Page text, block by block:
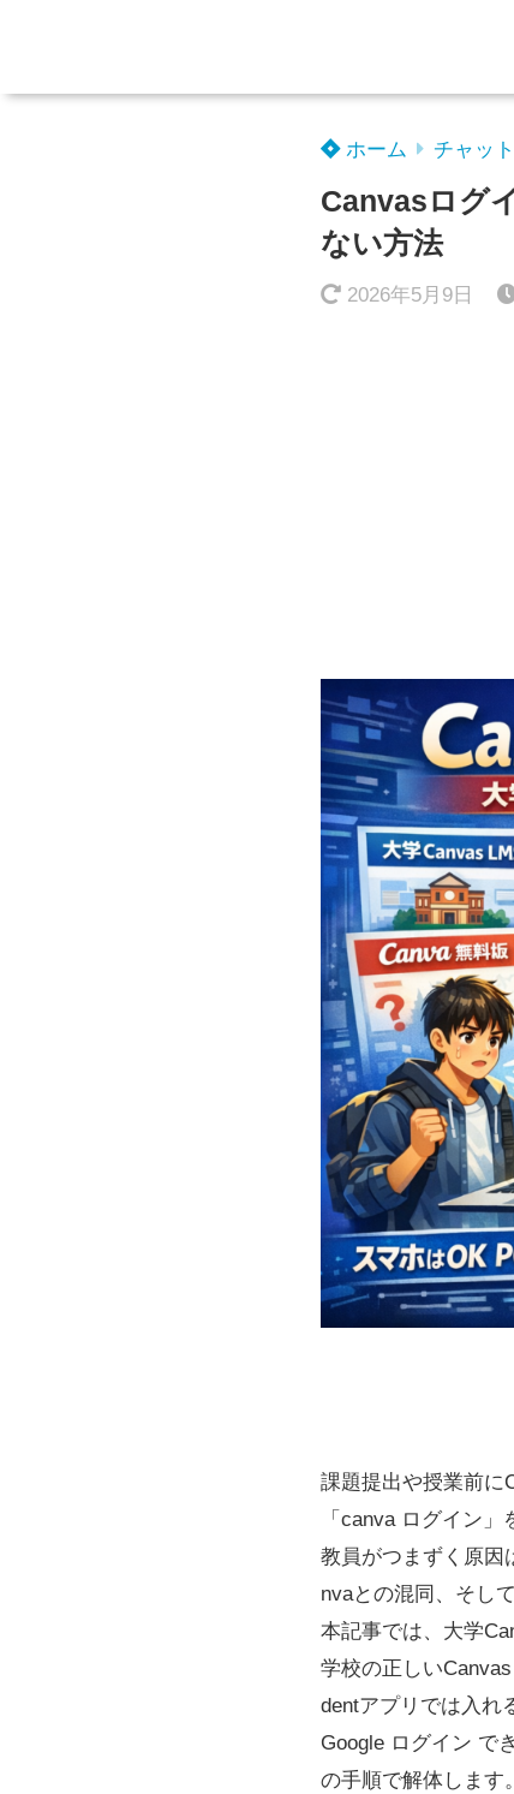
ホーム チャッ
Canvasログ
ない方法
2026年5月9日
課題提出や授業前に
「canva ログイン
教員がつまずく原因
nvaとの混同、そし
本記事では、大学
学校の正しい
dentアプリでは入れ
Google ログイン で
の手順で解体します。